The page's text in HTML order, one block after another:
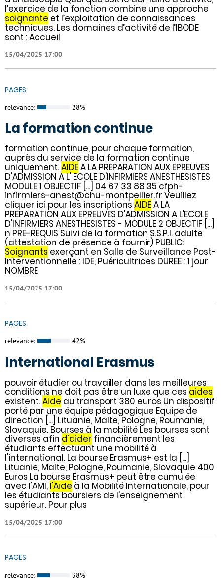
l’exercice de la fonction combine une approche
soignante et l’exploitation de connaissances
techniques. Les domaines d’activité de l’IBODE
sont : Accueil
15/04/2025 17:00
PAGES
relevance: 28%
La formation continue
formation continue, pour chaque formation,
auprès du service de la formation continue
uniquement.AIDEA LA PREPARATION AUX EPREUVES
D'ADMISSION A L' ECOLE D'INFIRMIERS ANESTHESISTES
MODULE 1 OBJECTIF [...] 04 67 33 88 35 cfph-
infirmiers-anest@chu-montpellier.fr Veuillez
cliquer ici pour les inscriptions AIDEA LA
PREPARATION AUX EPREUVES D'ADMISSION A L'ECOLE
D'INFIRMIERS ANESTHESISTES - MODULE 2 OBJECTIF [...]
n PRE-REQUIS Suivi de la formation S.S.P.I. adulte
(attestation de présence à fournir) PUBLIC:
Soignants exerçant en Salle de Surveillance Post-
Interventionnelle : IDE, Puéricultrices DUREE : 1 jour
NOMBRE
15/04/2025 17:00
PAGES
relevance: 42%
International Erasmus
pouvoir étudier ou travailler dans les meilleures
conditions ne doit pas être un luxe que ces aides
existent.Aide au transport 380 euros Un dispositif
porté par une équipe pédagogique Equipe de
direction [...] Lituanie, Malte, Pologne, Roumanie,
Slovaquie. Bourses à la mobilité Les bourses sont
diverses afin d'aider financièrement les
étudiants effectuant une mobilité à
l'international. La bourse Erasmus+ est la [...]
Lituanie, Malte, Pologne, Roumanie, Slovaquie 400
Euros La bourse Erasmus+ peut être cumulée
avec l'AMI, l'Aide à la Mobilité Internationale, pour
les étudiants boursiers de l'enseignement
supérieur. Pour plus
15/04/2025 17:00
PAGES
relevance: 38%